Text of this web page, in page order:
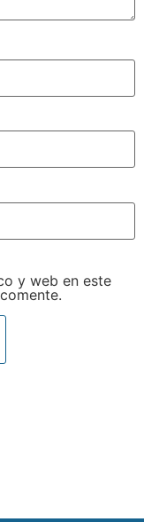
y web en este